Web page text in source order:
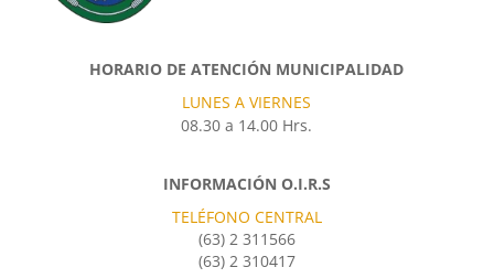
HORARIO DE ATENCIÓN MUNICIPALIDAD
LUNES A VIERNES
08.30 a 14.00 Hrs.
INFORMACIÓN O.I.R.S
TELÉFONO CENTRAL
(63) 2 311566
(63) 2 310417